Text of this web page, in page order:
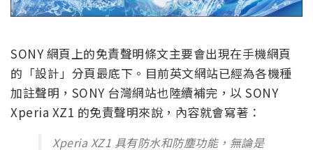
SONY 網頁上的免責聲明條文主要會出現在手機網頁
的「設計」分頁最底下。目前英文網站已經為各機種
加註聲明，SONY 台灣網站也陸續補完，以 SONY
Xperia XZ1 的免責聲明來說，內容就會寫著：
Xperia XZ1 具有防水和防塵功能，無論是